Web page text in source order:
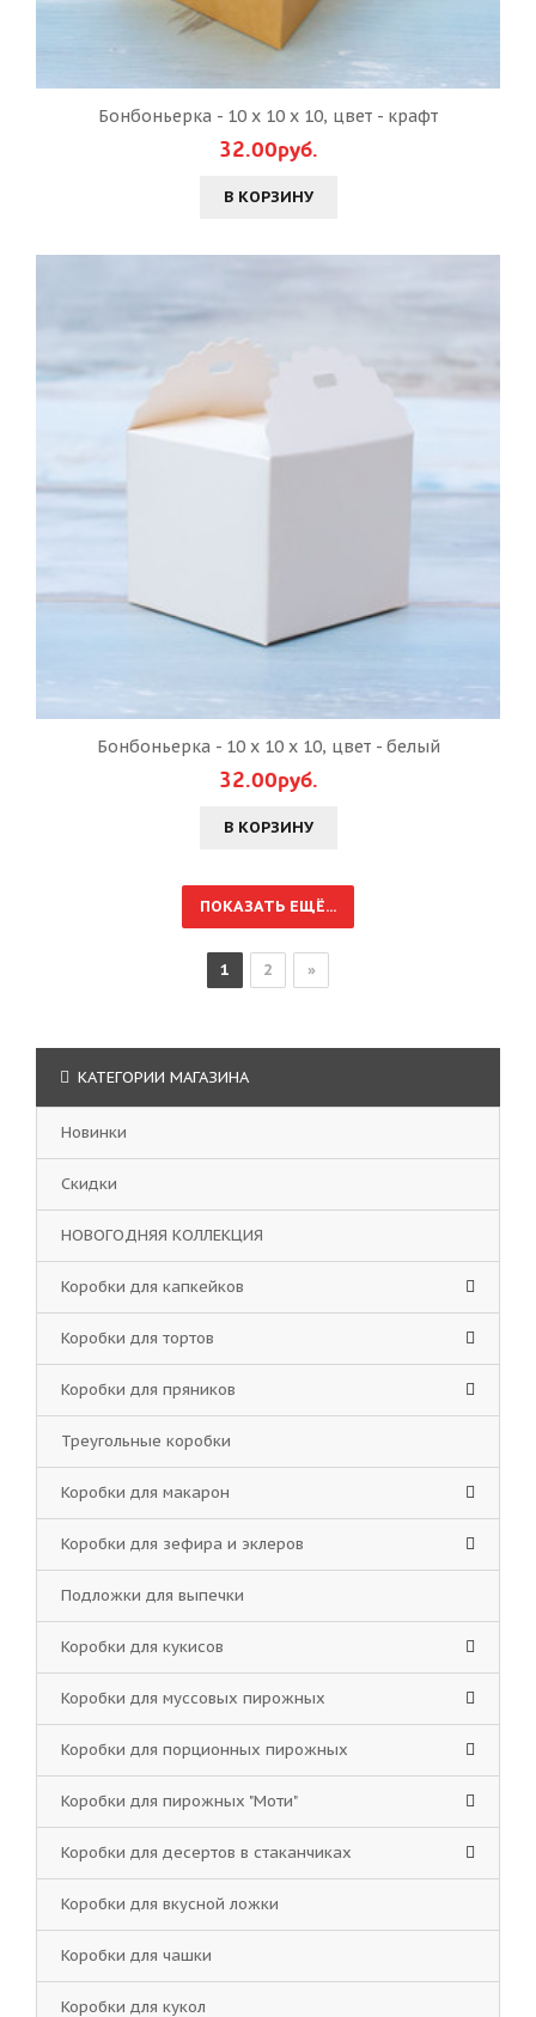
Бонбоньерка - 10 х 10 х 10, цвет - крафт
32.00руб.
В КОРЗИНУ
Бонбоньерка - 10 х 10 х 10, цвет - белый
32.00руб.
В КОРЗИНУ
ПОКАЗАТЬ ЕЩЁ...
1 2 »
КАТЕГОРИИ МАГАЗИНА
Новинки
Скидки
НОВОГОДНЯЯ КОЛЛЕКЦИЯ
Коробки для капкейков
Коробки для тортов
Коробки для пряников
Треугольные коробки
Коробки для макарон
Коробки для зефира и эклеров
Подложки для выпечки
Коробки для кукисов
Коробки для муссовых пирожных
Коробки для порционных пирожных
Коробки для пирожных "Моти"
Коробки для десертов в стаканчиках
Коробки для вкусной ложки
Коробки для чашки
Коробки для кукол